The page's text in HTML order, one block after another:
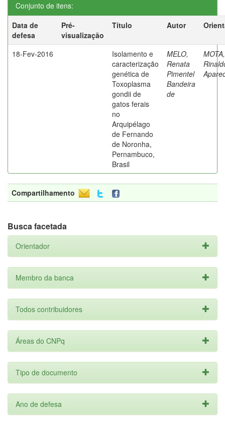
Conjunto de itens:
Data de
defesa
Pré-
visualização
Título Autor
18-Fev-2016
Isolamento e
caracterização
genética de
Toxoplasma
gondii de
gatos ferais
no
Arquipélago
de Fernando
de Noronha,
Pernambuco,
Brasil
MELO,
Renata
Pimentel
Bandeira
de
MOTA,
Compartilhamento
Busca facetada
Orientador
Membro da banca
Todos contribuidores
Áreas do CNPq
Tipo de documento
Ano de defesa